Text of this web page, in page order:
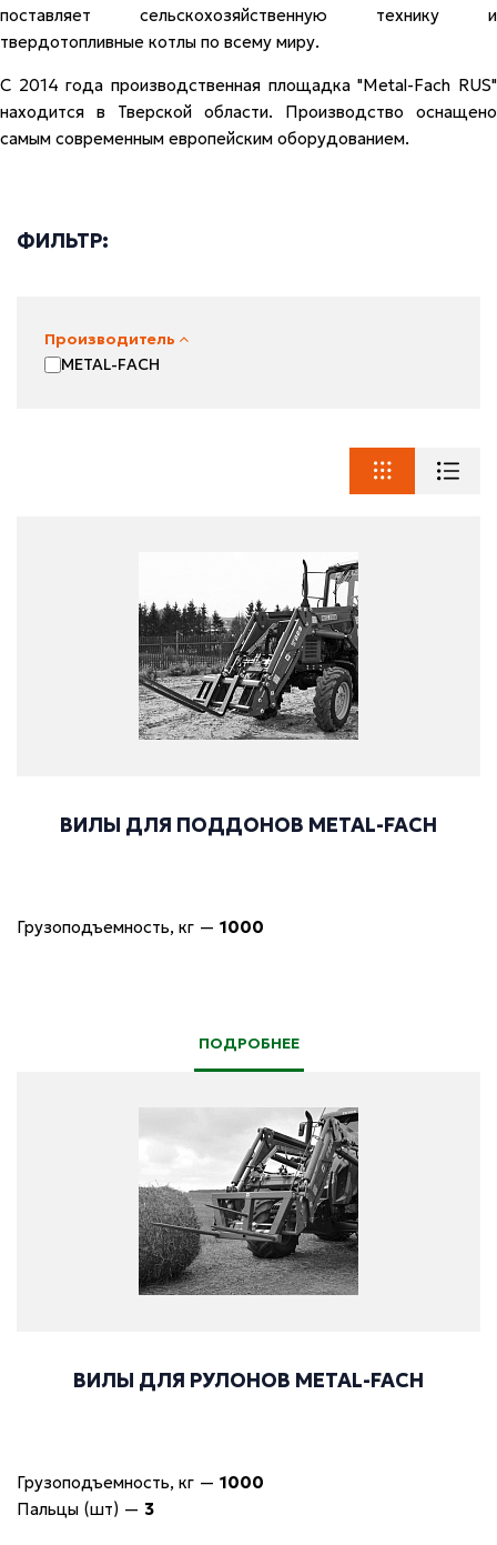
поставляет сельскохозяйственную технику и
твердотопливные котлы по всему миру.
С 2014 года производственная площадка "Metal-Fach RUS"
находится в Тверской области. Производство оснащено
самым современным европейским оборудованием.
ФИЛЬТР:
Производитель
METAL-FACH
ВИЛЫ ДЛЯ ПОДДОНОВ METAL-FACH
Грузоподъемность, кг — 1000
ПОДРОБНЕЕ
ВИЛЫ ДЛЯ РУЛОНОВ METAL-FACH
Грузоподъемность, кг — 1000
Пальцы (шт) — 3